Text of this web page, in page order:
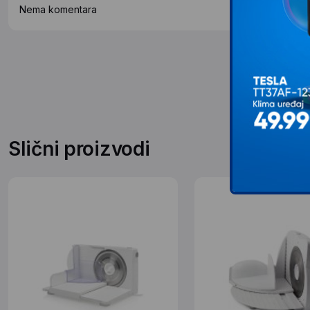
Nema komentara
Slični proizvodi